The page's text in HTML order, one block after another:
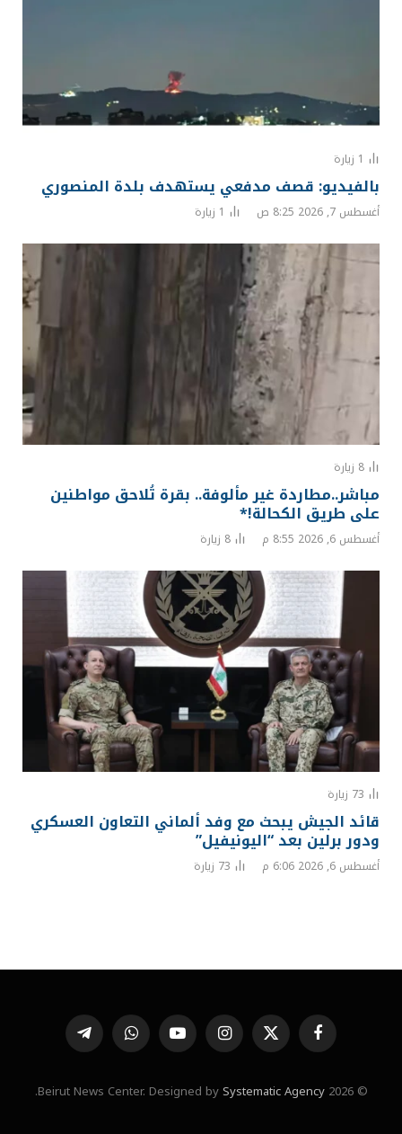
1 زيارة
بالفيديو: قصف مدفعي يستهدف بلدة المنصوري
أغسطس 7, 2026 8:25 ص 1 زيارة
8 زيارة
مباشر..مطاردة غير مألوفة.. بقرة تُلاحق مواطنين
على طريق الكحالة!*
أغسطس 6, 2026 8:55 م 8 زيارة
73 زيارة
قائد الجيش يبحث مع وفد ألماني التعاون العسكري
ودور برلين بعد “اليونيفيل”
أغسطس 6, 2026 6:06 م 73 زيارة
فيسبوك X
(Twitter)
الانستغراميوتيوب واتساب تيلقرام
© 2026 Beirut News Center. Designed by
Systematic Agency
.